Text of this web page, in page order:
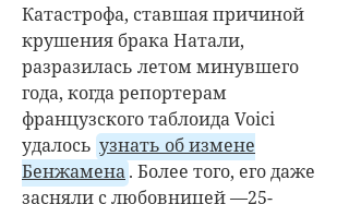
Катастрофа, ставшая причиной
крушения брака Натали,
разразилась летом минувшего
года, когда репортерам
французского таблоида Voici
удалось узнать об измене
Бенжамена. Более того, его даже
заcняли с любовницей —25-